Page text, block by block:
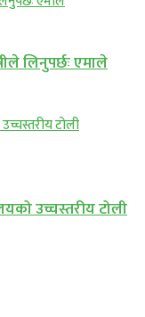
लिनुपर्छः एमाले
उच्चस्तरीय टोली